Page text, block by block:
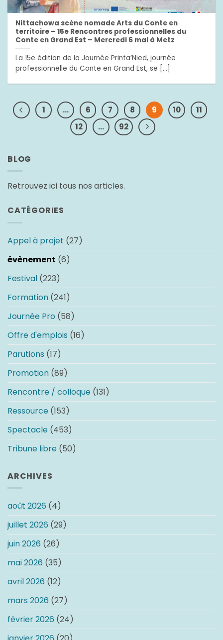
Nittachowa scène nomade Arts du Conte en
territoire – 15e Rencontres professionnelles du
Conte en Grand Est – Mercredi 6 mai à Metz
La 15e édition de la Journée Printa’Nied, journée
professionnelle du Conte en Grand Est, se [...]
1 … 6 7 8 9 10
11
12
… 92
BLOG
Retrouvez ici tous nos articles.
CATÉGORIES
Appel à projet (27)
évènement (6)
Festival (223)
Formation (241)
Journée Pro (58)
Offre d'emplois (16)
Parutions (17)
Promotion (89)
Rencontre / colloque (131)
Ressource (153)
Spectacle (453)
Tribune libre (50)
ARCHIVES
août 2026 (4)
juillet 2026 (29)
juin 2026 (26)
mai 2026 (35)
avril 2026 (12)
mars 2026 (27)
février 2026 (24)